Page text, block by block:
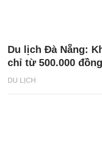
DU LỊCH
Du lịch Đà Nẵng:
chỉ từ 500.000 đồng